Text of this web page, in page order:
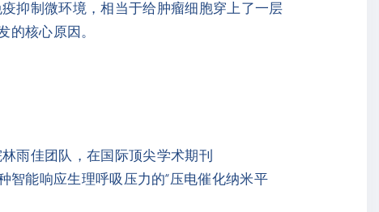
抑制微环境，相当于给肿瘤细胞穿上了一层
的核心原因。
雨佳团队，在国际顶尖学术期刊
智能响应生理呼吸压力的“压电催化纳米平